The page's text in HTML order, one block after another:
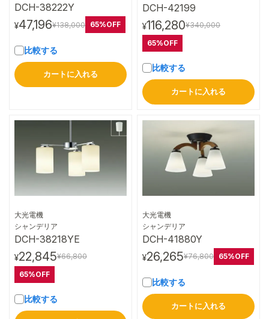
DCH-38222Y
¥47,196¥138,000 65%OFF
比較する
カートに入れる
DCH-42199
¥116,280¥340,000
65%OFF
比較する
カートに入れる
大光電機
シャンデリア
DCH-38218YE
¥22,845¥66,800
65%OFF
比較する
大光電機
シャンデリア
DCH-41880Y
¥26,265¥76,800 65%OFF
比較する
カートに入れる